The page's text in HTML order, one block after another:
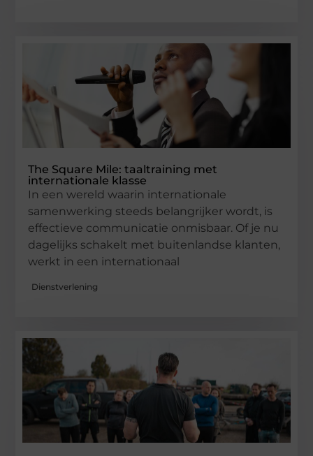
The Square Mile: taaltraining met
internationale klasse
In een wereld waarin internationale
samenwerking steeds belangrijker wordt, is
effectieve communicatie onmisbaar. Of je nu
dagelijks schakelt met buitenlandse klanten,
werkt in een internationaal
Dienstverlening